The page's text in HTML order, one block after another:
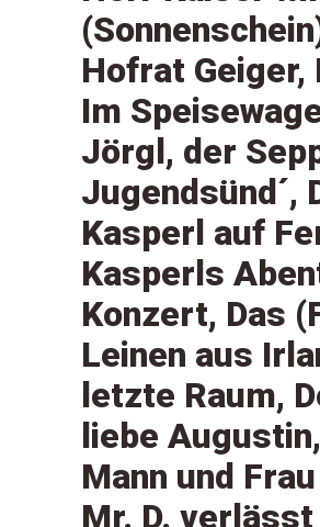
Hofrat Geiger,
Im
Jörgl, der
Jugendsünd´,
Kasperl auf
Kasperls
Konzert, Das
Leinen aus
letzte Raum,
liebe
Mann und
Mr. D.